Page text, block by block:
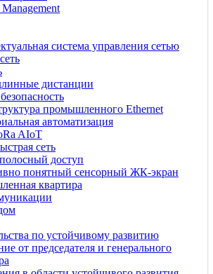
система управления сетью
дистанции
промышленного Ethernet
автоматизация
AIoT
сеть
доступ
понятный сенсорный ЖК-экран
квартира
по устойчивому развитию
от председателя и генерального